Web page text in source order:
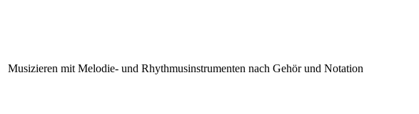
Musizieren mit Melodie- und Rhythmusinstrumenten nach Gehör und Notation